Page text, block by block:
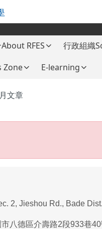
學校簡介About RFES 行政組織
Zone
E-learning
文章
2, Jieshou Rd., Bade
八德區介壽路2段933巷40